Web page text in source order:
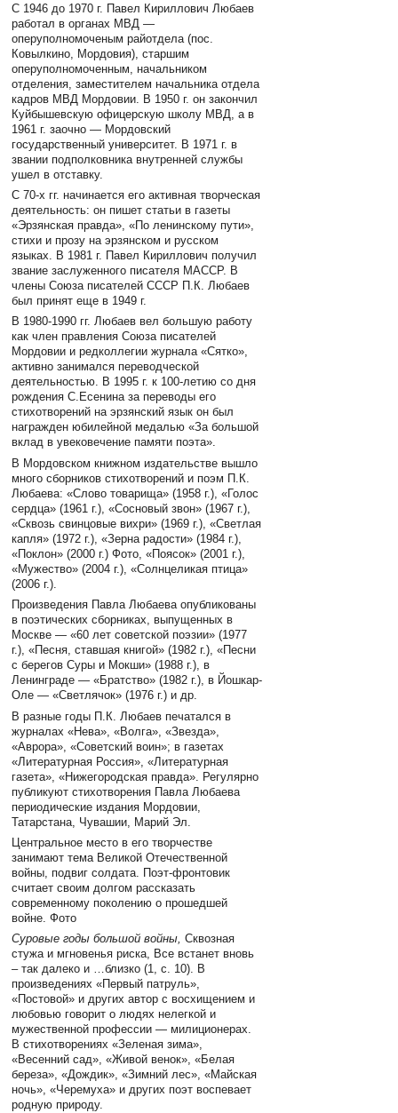
С 1946 до 1970 г. Павел Кириллович Любаев
работал в органах МВД —
оперуполномоченым райотдела (пос.
Ковылкино, Мордовия), старшим
оперуполномоченным, начальником
отделения, заместителем начальника отдела
кадров МВД Мордовии. В 1950 г. он закончил
Куйбышевскую офицерскую школу МВД, а в
1961 г. заочно — Мордовский
государственный университет. В 1971 г. в
звании подполковника внутренней службы
ушел в отставку.
С 70-х гг. начинается его активная творческая
деятельность: он пишет статьи в газеты
«Эрзянcкая правда», «По ленинскому пути»,
стихи и прозу на эрзянском и русском
языках. В 1981 г. Павел Кириллович получил
звание заслуженного писателя МАССР. В
члены Союза писателей CCCР П.К. Любаев
был принят еще в 1949 г.
В 1980-1990 гг. Любаев вел большую работу
как член правления Союза писателей
Мордовии и редколлегии журнала «Сятко»,
активно занимался переводческой
деятельностью. В 1995 г. к 100-летию со дня
рождения С.Есенина за переводы его
стихотворений на эрзянский язык он был
награжден юбилейной медалью «За большой
вклад в увековечение памяти поэта».
В Мордовском книжном издательстве вышло
много сборников стихотворений и поэм П.К.
Любаева: «Слово товарища» (1958 г.), «Голос
сердца» (1961 г.), «Сосновый звон» (1967 г.),
«Сквозь свинцовые вихри» (1969 г.), «Светлая
капля» (1972 г.), «Зерна радости» (1984 г.),
«Поклон» (2000 г.) Фото, «Поясок» (2001 г.),
«Мужество» (2004 г.), «Солнцеликая птица»
(2006 г.).
Произведения Павла Любаева опубликованы
в поэтических сборниках, выпущенных в
Москве — «60 лет советской поэзии» (1977
г.), «Песня, ставшая книгой» (1982 г.), «Песни
с берегов Суры и Мокши» (1988 г.), в
Ленинграде — «Братство» (1982 г.), в Йошкар-
Оле — «Светлячок» (1976 г.) и др.
В разные годы П.К. Любаев печатался в
журналах «Нева», «Волга», «Звезда»,
«Аврора», «Советский воин»; в газетах
«Литературная Россия», «Литературная
газета», «Нижегородская правда». Регулярно
публикуют стихотворения Павла Любаева
периодические издания Мордовии,
Татарстана, Чувашии, Марий Эл.
Центральное место в его творчестве
занимают тема Великой Отечественной
войны, подвиг солдата. Поэт-фронтовик
считает своим долгом рассказать
современному поколению о прошедшей
войне. Фото
Суровые годы большой войны, Сквозная
стужа и мгновенья риска, Все встанет вновь
– так далеко и …близко (1, с. 10). В
произведениях «Первый патруль»,
«Постовой» и других автор с восхищением и
любовью говорит о людях нелегкой и
мужественной профессии — милиционерах.
В стихотворениях «Зеленая зима»,
«Весенний сад», «Живой венок», «Белая
береза», «Дождик», «Зимний лес», «Майская
ночь», «Черемуха» и других поэт воспевает
родную природу.